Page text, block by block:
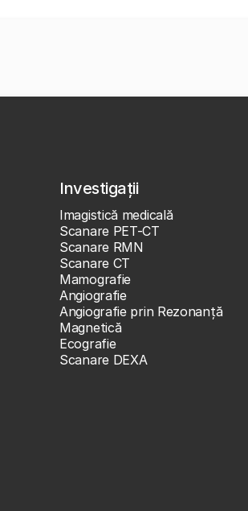
Investigații
Imagistică medicală
Scanare PET-CT
Scanare RMN
Scanare CT
Mamografie
Angiografie
Angiografie prin Rezonanță
Magnetică
Ecografie
Scanare DEXA